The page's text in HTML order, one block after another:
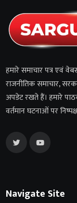
हमारे समाचार पत्र एवं
राजनीतिक समाचार,
अपडेट रखते हैं। हमारे
वर्तमान घटनाओं पर
Navigate Site